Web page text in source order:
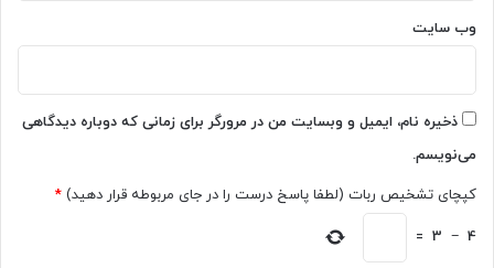
وب‌ سایت
ذخیره نام، ایمیل و وبسایت من در مرورگر برای زمانی که دوباره دیدگاهی
می‌نویسم.
کپچای تشخیص ربات (لطفا پاسخ درست را در جای مربوطه قرار دهید) *
4
−
3
=